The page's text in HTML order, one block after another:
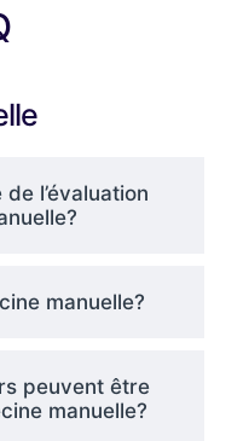
l’évaluation
manuelle?
peuvent être
manuelle?